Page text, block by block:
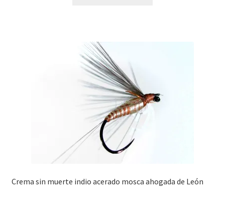
Crema sin muerte indio acerado mosca ahogada de León